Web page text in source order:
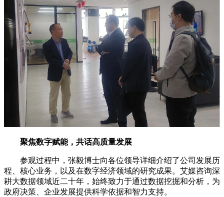
聚焦数字赋能，共话高质量发展
参观过程中，张毅博士向各位领导详细介绍了公司发展历
程、核心业务，以及在数字经济领域的研究成果。艾媒咨询深
耕大数据领域近二十年，始终致力于通过数据挖掘和分析，为
政府决策、企业发展提供科学依据和智力支持。